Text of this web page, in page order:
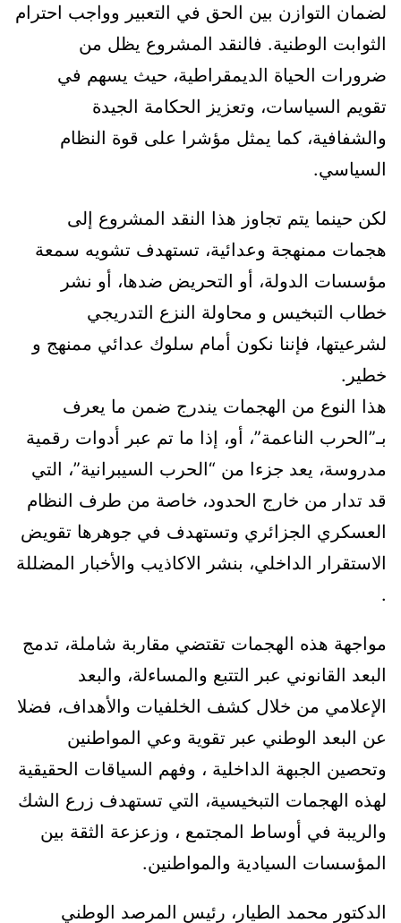
لضمان التوازن بين الحق في التعبير وواجب احترام
الثوابت الوطنية. فالنقد المشروع يظل من
ضرورات الحياة الديمقراطية، حيث يسهم في
تقويم السياسات، وتعزيز الحكامة الجيدة
والشفافية، كما يمثل مؤشرا على قوة النظام
السياسي.
لكن حينما يتم تجاوز هذا النقد المشروع إلى
هجمات ممنهجة وعدائية، تستهدف تشويه سمعة
مؤسسات الدولة، أو التحريض ضدها، أو نشر
خطاب التبخيس و محاولة النزع التدريجي
لشرعيتها، فإننا نكون أمام سلوك عدائي ممنهج و
خطير.
هذا النوع من الهجمات يندرج ضمن ما يعرف
بـ”الحرب الناعمة”، أو، إذا ما تم عبر أدوات رقمية
مدروسة، يعد جزءا من “الحرب السيبرانية”، التي
قد تدار من خارج الحدود، خاصة من طرف النظام
العسكري الجزائري وتستهدف في جوهرها تقويض
الاستقرار الداخلي، بنشر الاكاذيب والأخبار المضللة
.
مواجهة هذه الهجمات تقتضي مقاربة شاملة، تدمج
البعد القانوني عبر التتبع والمساءلة، والبعد
الإعلامي من خلال كشف الخلفيات والأهداف، فضلا
عن البعد الوطني عبر تقوية وعي المواطنين
وتحصين الجبهة الداخلية ، وفهم السياقات الحقيقية
لهذه الهجمات التبخيسية، التي تستهدف زرع الشك
والريبة في أوساط المجتمع ، وزعزعة الثقة بين
المؤسسات السيادية والمواطنين.
الدكتور محمد الطيار، رئيس المرصد الوطني